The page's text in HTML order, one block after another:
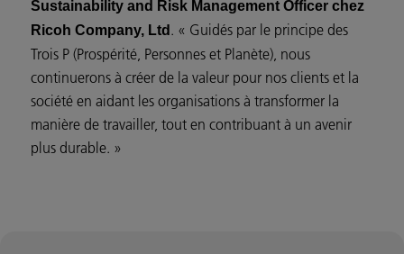
Sustainability and Risk Management Officer chez
Ricoh Company, Ltd . « Guidés par le principe des
Trois P (Prospérité, Personnes et Planète), nous
continuerons à créer de la valeur pour nos clients et la
société en aidant les organisations à transformer la
manière de travailler, tout en contribuant à un avenir
plus durable. »